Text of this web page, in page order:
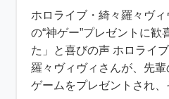
ホロライブ・綺々羅々ヴ
の“神ゲー”プレゼントに
た」と喜びの声 ホロライ
羅々ヴィヴィさんが、先
ゲームをプレゼントされ